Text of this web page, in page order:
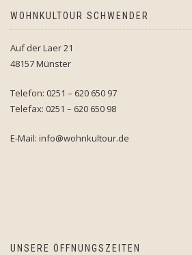
WOHNKULTOUR SCHWENDER
Auf der Laer 21
48157 Münster
Telefon: 0251 – 620 650 97
Telefax: 0251 – 620 650 98
E-Mail: info@wohnkultour.de
UNSERE ÖFFNUNGSZEITEN